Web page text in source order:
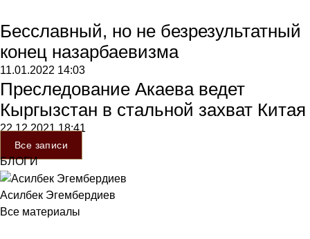
Бесславный, но не безрезультатный
конец назарбаевизма
11.01.2022 14:03
Преследование Акаева ведет
Кыргызстан в стальной захват Китая
22.12.202118:41
Все записи
БЛОГИ
Асилбек Эгембердиев
Все материалы